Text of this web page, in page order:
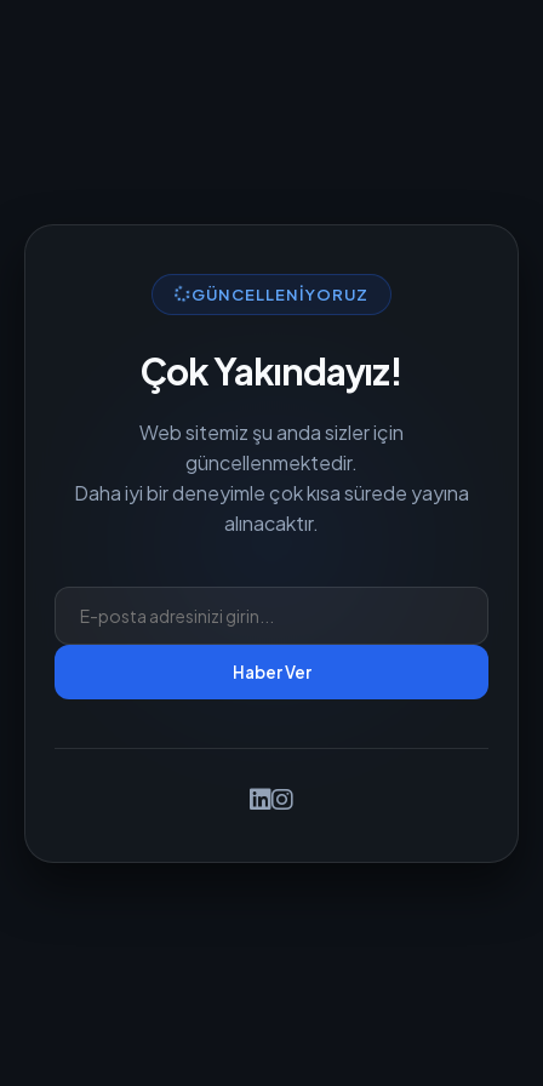
GÜNCELLENIYORUZ
Çok Yakındayız!
Web sitemiz şu anda sizler için
güncellenmektedir.
Daha iyi bir deneyimle çok kısa sürede yayına
alınacaktır.
Haber Ver